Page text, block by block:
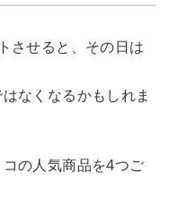
させると、その日は
なくなるかもしれま
の人気商品を4つご